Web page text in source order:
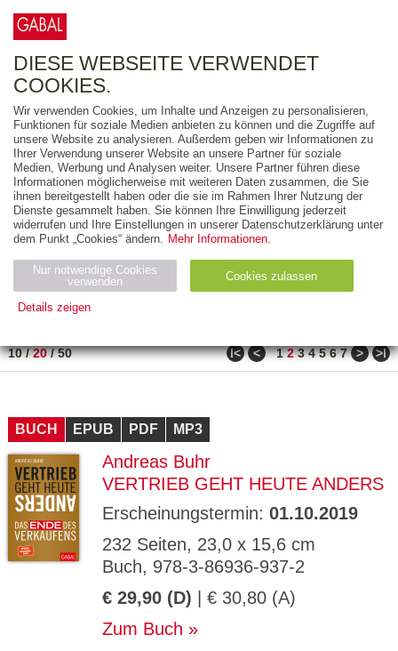
FREITEXT
AUSGABEART
AUS DER REIHE
ZUM THEMA
Neuerscheinung
Bestseller
PREIS
10/20/50 ǀ< < 1 2 3 4 5 6 7 > >ǀ
BUCH EPUB PDF MP3
Andreas Buhr
VERTRIEB GEHT HEUTE ANDERS
Erscheinungstermin: 01.10.2019
232 Seiten, 23,0 x 15,6 cm
Buch, 978-3-86936-937-2
€ 29,90 (D) | € 30,80 (A)
Zum Buch
DIESE WEBSEITE VERWENDET
COOKIES.
Wir verwenden Cookies, um Inhalte und Anzeigen zu personalisieren,
Funktionen für soziale Medien anbieten zu können und die Zugriffe auf
unsere Website zu analysieren. Außerdem geben wir Informationen zu
Ihrer Verwendung unserer Website an unsere Partner für soziale
Medien, Werbung und Analysen weiter. Unsere Partner führen diese
Informationen möglicherweise mit weiteren Daten zusammen, die Sie
ihnen bereitgestellt haben oder die sie im Rahmen Ihrer Nutzung der
Dienste gesammelt haben. Sie können Ihre Einwilligung jederzeit
widerrufen und Ihre Einstellungen in unserer Datenschutzerklärung unter
dem Punkt „Cookies“ ändern. Mehr Informationen.
Nur notwendige Cookies
verwenden
Cookies zulassen
Details zeigen
Name Zweck
Ty
ESSION
_ID
verlag.
de
Session verwendet
GV_CO
OKIES
gabal-
Speichert den Zustimmungsstatus des
Domäne.
ge
T
P